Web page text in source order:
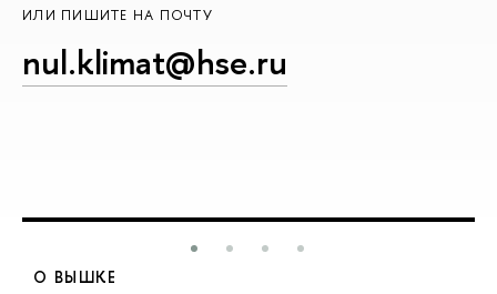
ИЛИ ПИШИТЕ НА ПОЧТУ
nul.klimat@hse.ru
О ВЫШКЕ